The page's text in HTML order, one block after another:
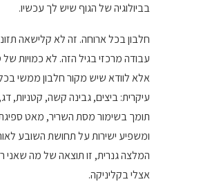
בביולוגיה של הגוף שיש לך עכשיו.
חלבון בכל ארוחה. זה לא קלישאה
עבודה מרכזי בגיל הזה. לא כמויות
אלא לוודא שיש מקור חלבון ממשי
עיקרית: ביצים, גבינה קשה, קטניות,
תומך בשימור מסת השריר, מאט
ומשפיע ישירות על תחושת השובע
המלצה גנרית, זו תוצאה של מה שאני
אצלי בקליניקה.